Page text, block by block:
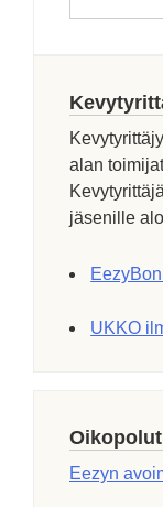
alan
jäsenille
UKKO
Oikopolut
Eezyn